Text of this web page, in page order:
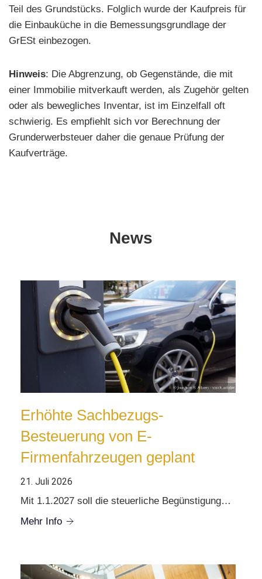
Teil des Grundstücks. Folglich wurde der Kaufpreis für
die Einbauküche in die Bemessungsgrundlage der
GrESt einbezogen.
Hinweis: Die Abgrenzung, ob Gegenstände, die mit
einer Immobilie mitverkauft werden, als Zugehör gelten
oder als bewegliches Inventar, ist im Einzelfall oft
schwierig. Es empfiehlt sich vor Berechnung der
Grunderwerbsteuer daher die genaue Prüfung der
Kaufverträge.
News
Erhöhte Sachbezugs-
Besteuerung von E-
Firmenfahrzeugen geplant
21. Juli 2026
Mit 1.1.2027 soll die steuerliche Begünstigung…
Mehr Info